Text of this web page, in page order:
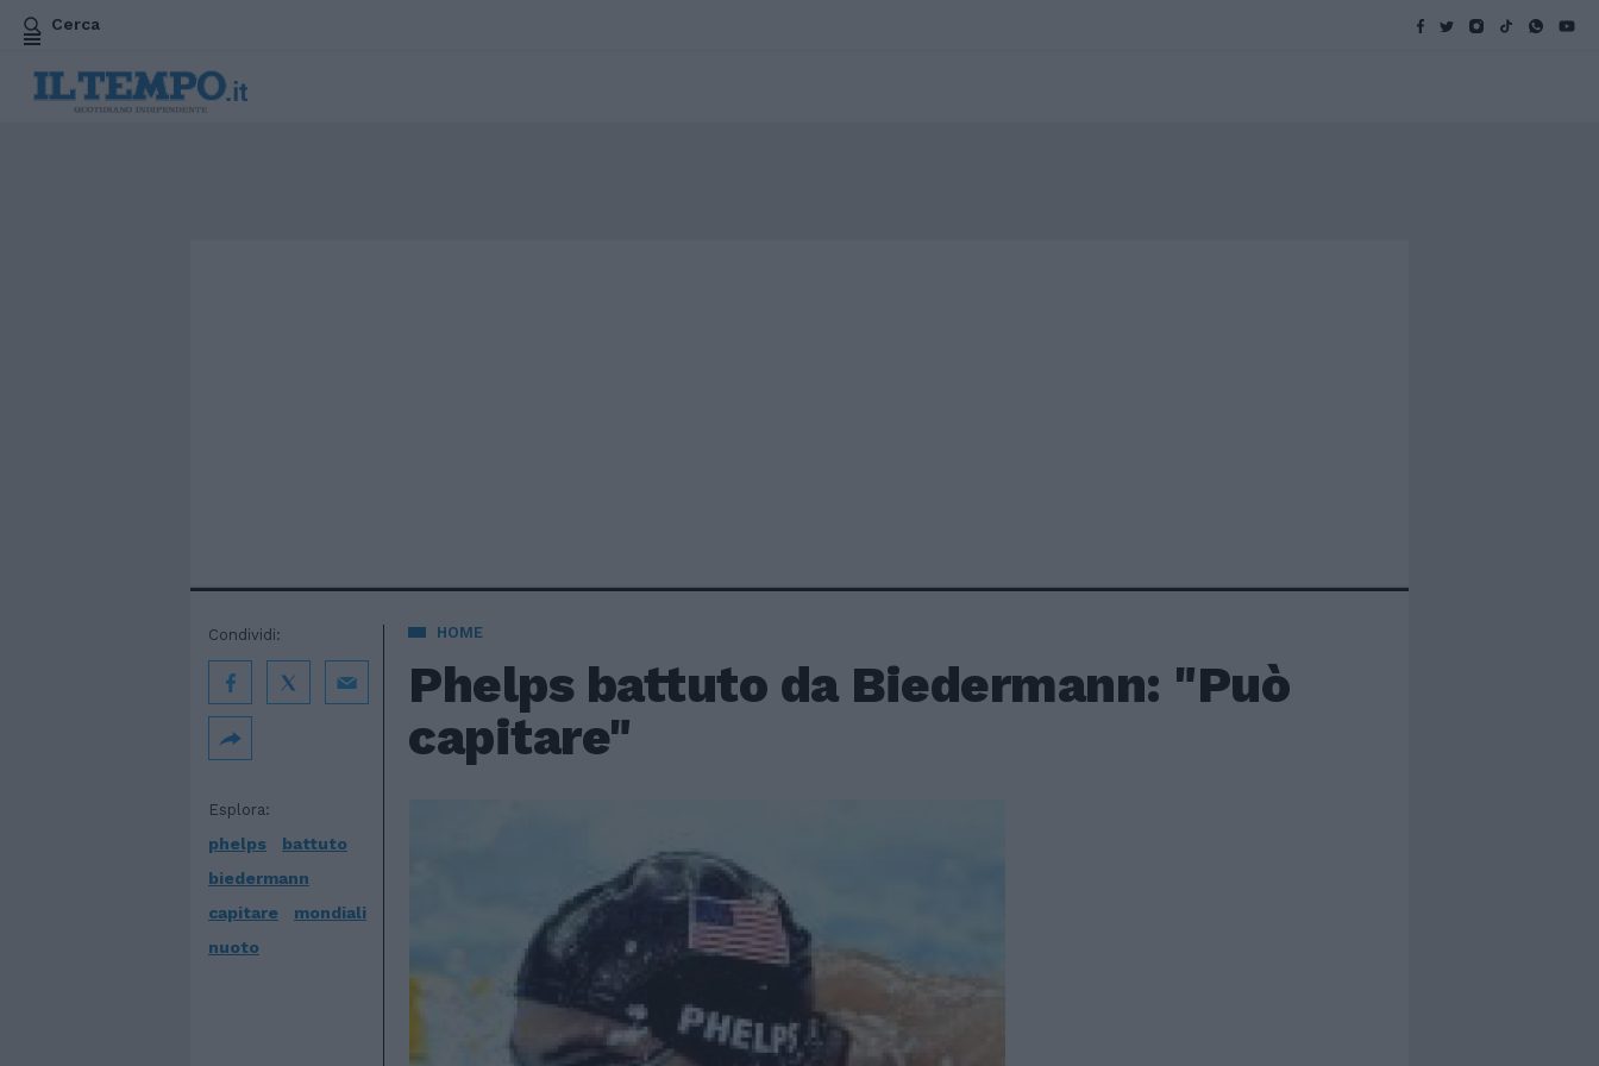
Cerca
HOME
Phelps battuto da Biedermann: "Può
capitare"
Esplora:
phelps
battuto
biedermann
capitare
mondiali
nuoto
Condividi: